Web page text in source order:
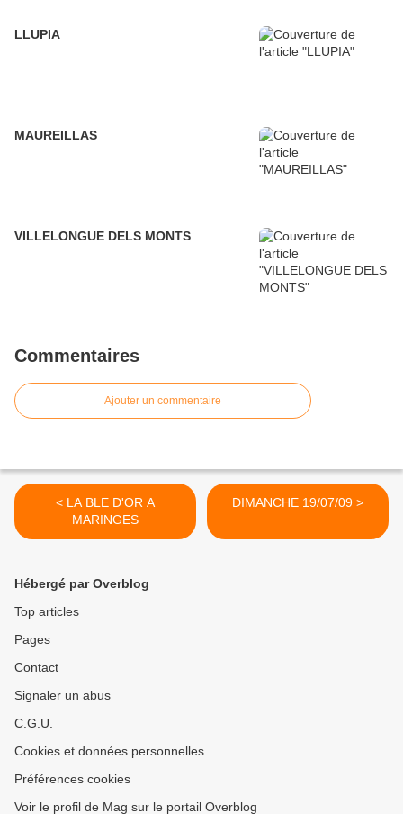
LLUPIA
MAUREILLAS
VILLELONGUE DELS MONTS
Commentaires
Ajouter un commentaire
< LA BLE D'OR A
MARINGES
DIMANCHE 19/07/09 >
Hébergé par Overblog
Top articles
Pages
Contact
Signaler un abus
C.G.U.
Cookies et données personnelles
Préférences cookies
Voir le profil de Mag sur le portail Overblog